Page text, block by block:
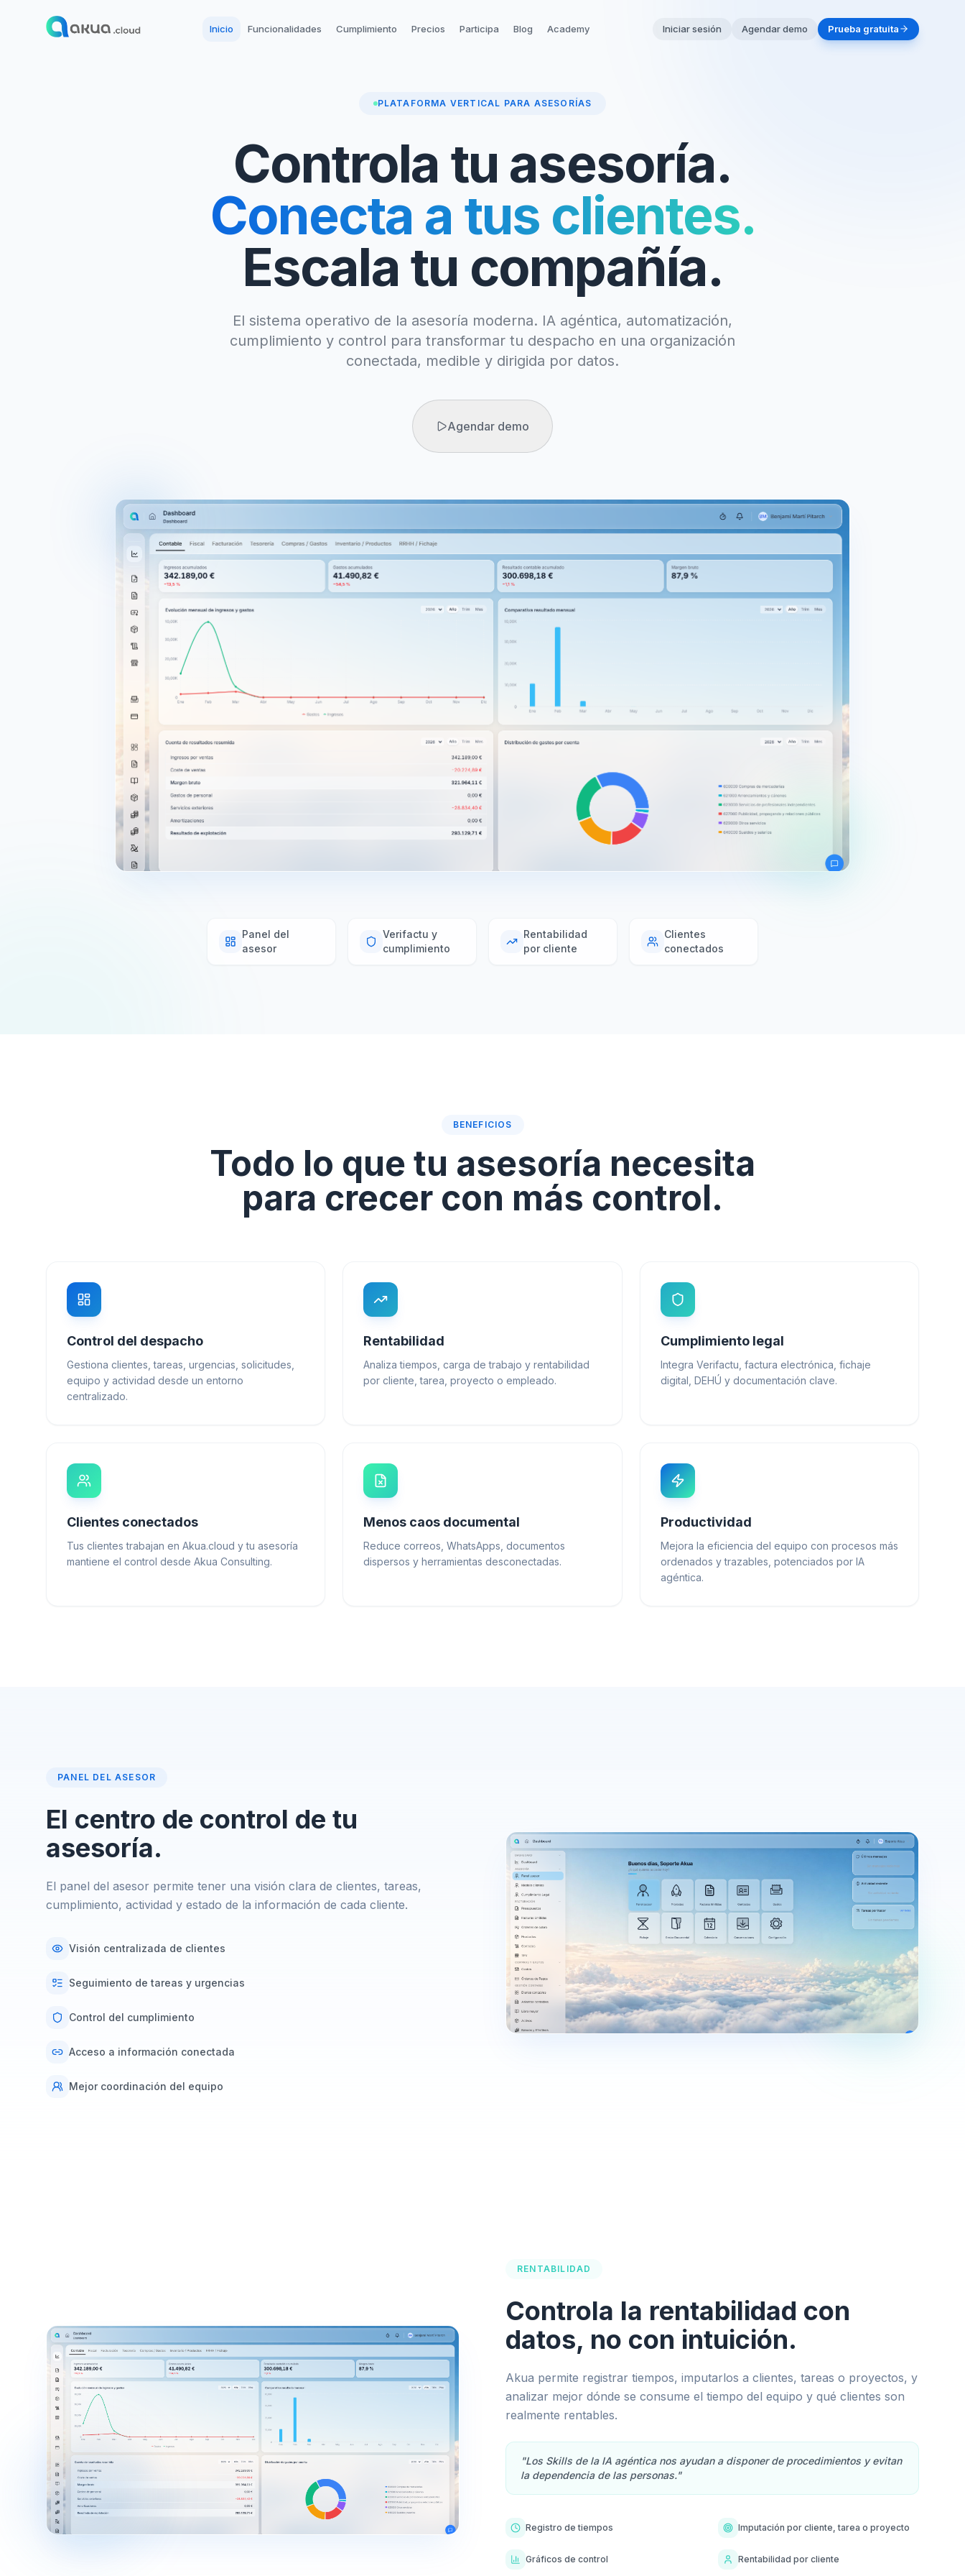
Inicio Funcionalidades Cumplimiento Precios Participa Blog Academy Iniciar sesión Agendar demo Prueba gratuita
PLATAFORMA VERTICAL PARA ASESORÍAS
Controla tu asesoría.
Conecta a tus clientes.
Escala tu compañía.
El sistema operativo de la asesoría moderna. IA agéntica, automatización,
cumplimiento y control para transformar tu despacho en una organización
conectada, medible y dirigida por datos.
Agendar demo
Panel del
asesor
Verifactu y
cumplimiento
Rentabilidad
por cliente
Clientes
conectados
BENEFICIOS
Todo lo que tu asesoría necesita
para crecer con más control.
Control del despacho
Gestiona clientes, tareas, urgencias, solicitudes,
equipo y actividad desde un entorno
centralizado.
Rentabilidad
Analiza tiempos, carga de trabajo y rentabilidad
por cliente, tarea, proyecto o empleado.
Cumplimiento legal
Integra Verifactu, factura electrónica, fichaje
digital, DEHÚ y documentación clave.
Clientes conectados
Tus clientes trabajan en Akua.cloud y tu asesoría
mantiene el control desde Akua Consulting.
Menos caos documental
Reduce correos, WhatsApps, documentos
dispersos y herramientas desconectadas.
Productividad
Mejora la eficiencia del equipo con procesos más
ordenados y trazables, potenciados por IA
agéntica.
PANEL DEL ASESOR
El centro de control de tu
asesoría.
El panel del asesor permite tener una visión clara de clientes, tareas,
cumplimiento, actividad y estado de la información de cada cliente.
Visión centralizada de clientes
Seguimiento de tareas y urgencias
Control del cumplimiento
Acceso a información conectada
Mejor coordinación del equipo
RENTABILIDAD
Controla la rentabilidad con
datos, no con intuición.
Akua permite registrar tiempos, imputarlos a clientes, tareas o proyectos, y
analizar mejor dónde se consume el tiempo del equipo y qué clientes son
realmente rentables.
"Los Skills de la IA agéntica nos ayudan a disponer de procedimientos y evitan
la dependencia de las personas."
Registro de tiempos Imputación por cliente, tarea o proyecto
Gráficos de control Rentabilidad por cliente